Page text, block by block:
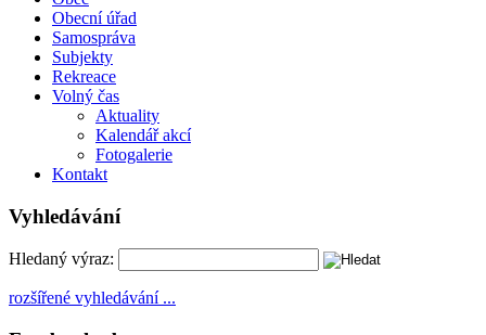
Obecní úřad
Samospráva
Subjekty
Rekreace
Volný čas
Aktuality
Kalendář akcí
Fotogalerie
Kontakt
Vyhledávání
Hledaný výraz:
rozšířené vyhledávání ...